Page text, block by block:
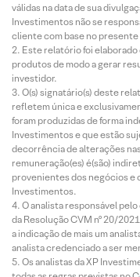
válidas na data de sua
Investimentos não se
cliente com base no
Este relatório foi
produtos de modo a gerar
investidor.
O(s) signatário(s) deste
refletem única e
foram produzidas de forma
Investimentos e que estão
decorrência de alterações
remuneração(es) é(são)
provenientes dos negócios e
Investimentos.
O analista responsável
da Resolução CVM nº 20/
a indicação de mais um
analista credenciado a ser
Os analistas da XP